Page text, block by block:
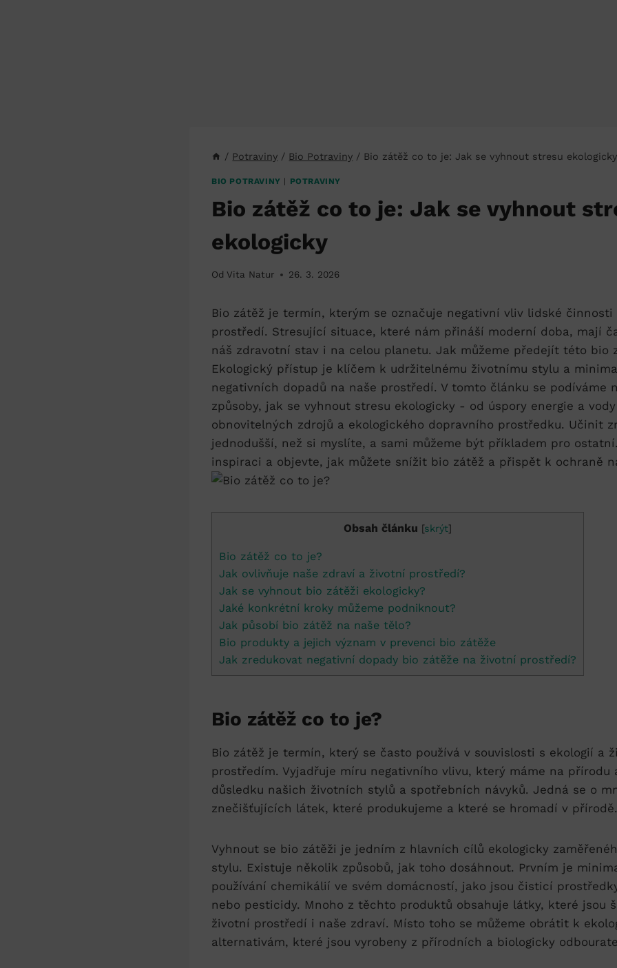
/ Potraviny / Bio Potraviny / Bio zátěž co to je: Jak se vyhnout stresu ekologicky
BIO POTRAVINY | POTRAVINY
Bio zátěž co to je: Jak se vyhnout
ekologicky
Od Vita Natur 26. 3. 2026
Bio zátěž je termín, kterým se označuje negativní ⁣vliv lidské
prostředí. Stresující situace, které⁤ nám přináší moderní⁤ doba, mají
náš zdravotní stav i na ⁤celou planetu. Jak můžeme předejít‍ této bio
Ekologický přístup je klíčem k udržitelnému životnímu stylu a
negativních ‍dopadů na naše prostředí. ​V tomto článku ‍se podíváme
způsoby, jak​ se vyhnout stresu ekologicky -​ od úspory energie a
obnovitelných zdrojů a ekologického dopravního⁣ prostředku. Učinit
jednodušší, než si ⁤myslíte,‍ a sami můžeme ⁢být příkladem pro
‍inspiraci a objevte, ⁤jak můžete snížit bio zátěž a přispět k ochraně⁣
Obsah článku [skrýt]
Bio⁣ zátěž co to je?
Jak ovlivňuje naše⁤ zdraví a životní prostředí?
Jak se vyhnout bio zátěži ekologicky?
Jaké konkrétní ⁣kroky můžeme podniknout?
Jak působí bio⁣ zátěž na naše tělo?
Bio produkty a jejich význam v prevenci⁢ bio zátěže
Jak zredukovat negativní dopady bio zátěže na životní prostředí?
Bio⁣ zátěž co to je?
Bio zátěž je termín, který se často používá v ‍souvislosti s ekologií a
prostředím. Vyjadřuje⁢ míru negativního vlivu, který máme‌ na přírodu
důsledku našich životních ‌stylů a ⁢spotřebních návyků.‌ Jedná se o
znečišťujících látek, které produkujeme‌ a které se hromadí v přírodě.
Vyhnout se bio zátěži je ⁣jedním z hlavních ⁢cílů ekologicky
stylu. Existuje​ několik způsobů, jak ⁣toho dosáhnout. Prvním je
používání ‌chemikálií ve svém ⁣domácností, jako jsou čisticí
nebo‍ pesticidy. Mnoho ⁤z těchto produktů‌ obsahuje⁤ látky, které jsou⁤
životní ‌prostředí ⁢i naše zdraví. Místo toho se můžeme obrátit k
alternativám, které jsou vyrobeny z přírodních a biologicky⁢